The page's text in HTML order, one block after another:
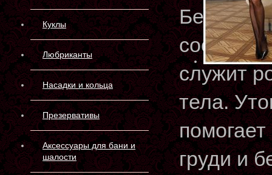
Куклы
Любриканты
Насадки и кольца
Презервативы
Аксессуары для бани и
шалости
состоит
служит
тела.
груди и